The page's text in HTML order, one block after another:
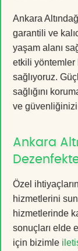
Ankara
garantili ve
yaşam alanı
etkili yöntemler
sağlıyoruz.
sağlığını
ve güvenliğinizi
Ankara
Özel
hizmetlerini
hizmetlerinde
sonuçları elde
için bizimle